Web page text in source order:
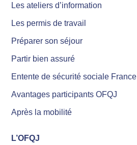
Les ateliers d’information
Les permis de travail
Préparer son séjour
Partir bien assuré
Entente de sécurité sociale
Avantages participants OFQJ
Après la mobilité
L’OFQJ